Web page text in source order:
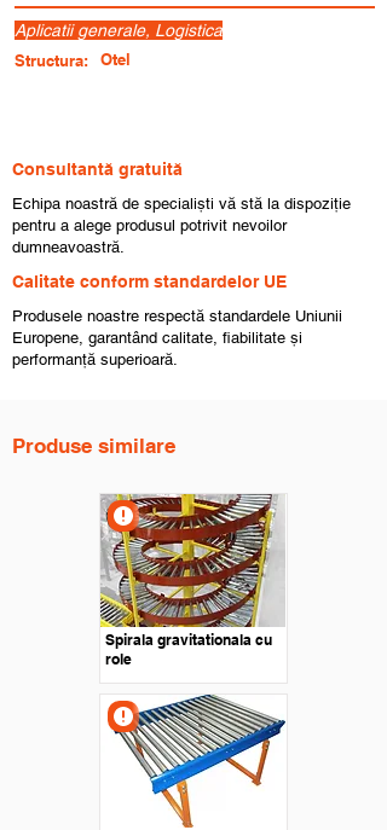
Aplicatii generale, Logistica
Structura:
Otel
Consultantă gratuită
Echipa noastră de specialiști vă stă la dispoziție
pentru a alege produsul potrivit nevoilor
dumneavoastră.
Calitate conform standardelor UE
Produsele noastre respectă standardele Uniunii
Europene, garantând calitate, fiabilitate și
performanță superioară.
Produse similare
Spirala gravitationala cu
role